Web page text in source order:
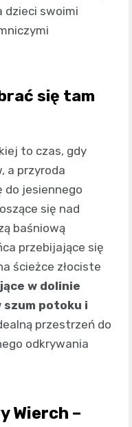
dzieci swoimi
się tam
to czas, gdy
a przyroda
do jesiennego
się nad
baśniową
przebijające się
ścieżce złociste
w dolinie
szum potoku i
przestrzeń do
odkrywania
Wierch –